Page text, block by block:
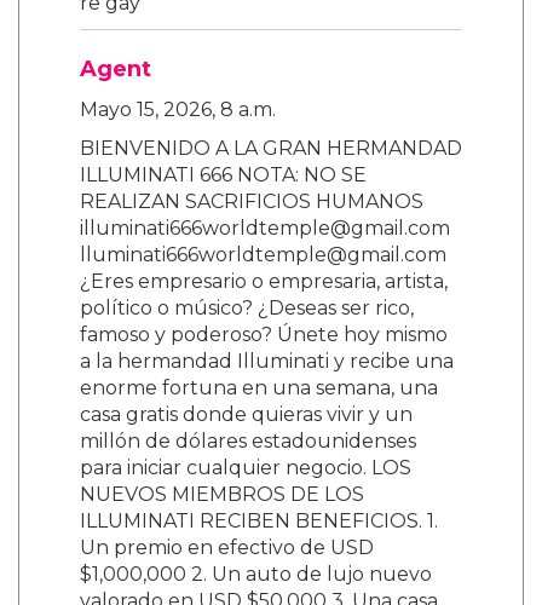
Agent
BIENVENIDO A LA GRAN HERMANDAD
ILLUMINATI 666 NOTA: NO SE
REALIZAN SACRIFICIOS HUMANOS
illuminati666worldtemple@gmail.com
lluminati666worldtemple@gmail.com
¿Eres empresario o empresaria, artista,
político o músico? ¿Deseas ser rico,
famoso y poderoso? Únete hoy mismo
a la hermandad Illuminati y recibe una
enorme fortuna en una semana, una
casa gratis donde quieras vivir y un
millón de dólares estadounidenses
para iniciar cualquier negocio. LOS
NUEVOS MIEMBROS DE LOS
ILLUMINATI RECIBEN BENEFICIOS. 1.
Un premio en efectivo de USD
$1,000,000 2. Un auto de lujo nuevo